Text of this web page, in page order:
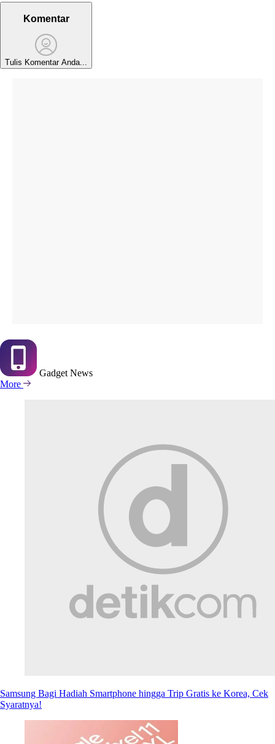
Komentar
Tulis Komentar Anda...
Gadget News
More
Samsung Bagi Hadiah Smartphone hingga Trip Gratis ke Korea, Cek
Syaratnya!